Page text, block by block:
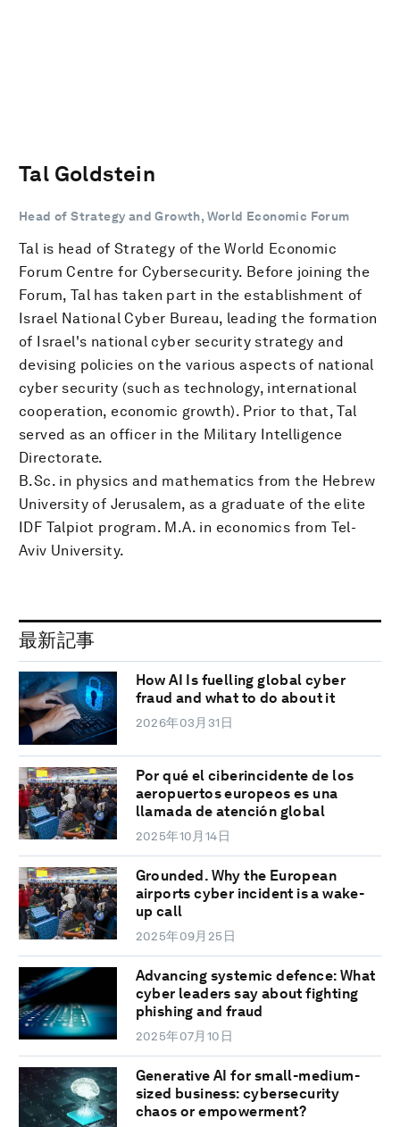
Tal Goldstein
Head of Strategy and Growth, World Economic Forum
Tal is head of Strategy of the World Economic
Forum Centre for Cybersecurity. Before joining the
Forum, Tal has taken part in the establishment of
Israel National Cyber Bureau, leading the formation
of Israel's national cyber security strategy and
devising policies on the various aspects of national
cyber security (such as technology, international
cooperation, economic growth). Prior to that, Tal
served as an officer in the Military Intelligence
Directorate.
B.Sc. in physics and mathematics from the Hebrew
University of Jerusalem, as a graduate of the elite
IDF Talpiot program. M.A. in economics from Tel-
Aviv University.
最新記事
How AI Is fuelling global cyber
fraud and what to do about it
2026年03月31日
Por qué el ciberincidente de los
aeropuertos europeos es una
llamada de atención global
2025年10月14日
Grounded. Why the European
airports cyber incident is a wake-
up call
2025年09月25日
Advancing systemic defence: What
cyber leaders say about fighting
phishing and fraud
2025年07月10日
Generative AI for small-medium-
sized business: cybersecurity
chaos or empowerment?